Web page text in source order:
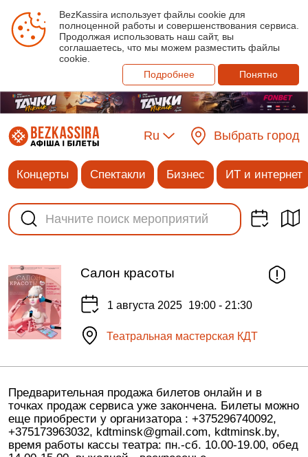
BezKassira использует файлы cookie для
полноценной работы и совершенствования сервиса.
Продолжая использовать наш сайт, вы
соглашаетесь, что мы можем разместить файлы
cookie.
Подробнее
Понятно
Ru Выбрать город
Концерты Спектакли Бизнес ИТ и интернет
Салон красоты
1 августа 2025 19:00 - 21:30
Театральная мастерская КДТ
Предварительная продажа билетов онлайн и в
точках продаж сервиса уже закончена. Билеты можно
еще приобрести у организатора : +375296740092,
+375173963032, kdtminsk@gmail.com, kdtminsk.by,
время работы кассы театра: пн.-сб. 10.00-19.00, обед